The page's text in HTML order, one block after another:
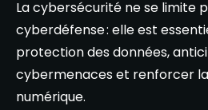
La cybersécurité ne se limite
cyberdéfense : elle est
protection des données,
cybermenaces et renforcer
numérique.